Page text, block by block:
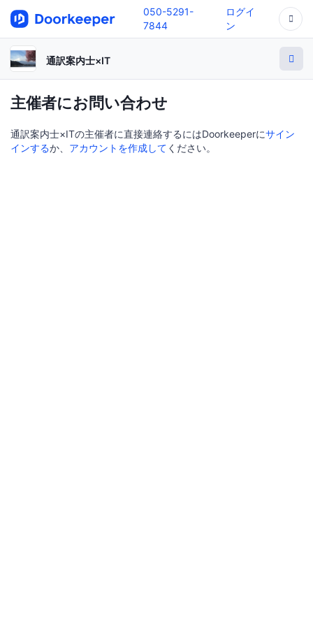
050-5291-
7844
ログイ
ン
通訳案内士×IT
主催者にお問い合わせ
通訳案内士×ITの主催者に直接連絡するにはDoorkeeperにサイン
インするか、 アカウントを作成して ください。